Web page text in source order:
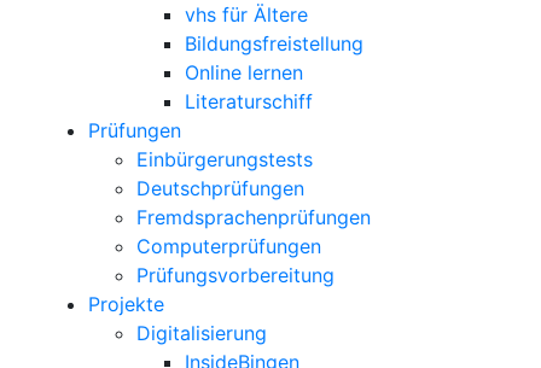
vhs für Ältere
Bildungsfreistellung
Online lernen
Literaturschiff
Prüfungen
Einbürgerungstests
Deutschprüfungen
Fremdsprachenprüfungen
Computerprüfungen
Prüfungsvorbereitung
Projekte
Digitalisierung
InsideBingen